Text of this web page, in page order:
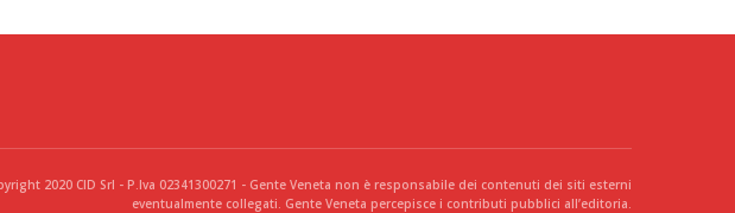
2020 CID Srl - P.Iva 02341300271 - Gente Veneta non è responsabile dei contenuti dei siti esterni
eventualmente collegati. Gente Veneta percepisce i contributi pubblici all’editoria.